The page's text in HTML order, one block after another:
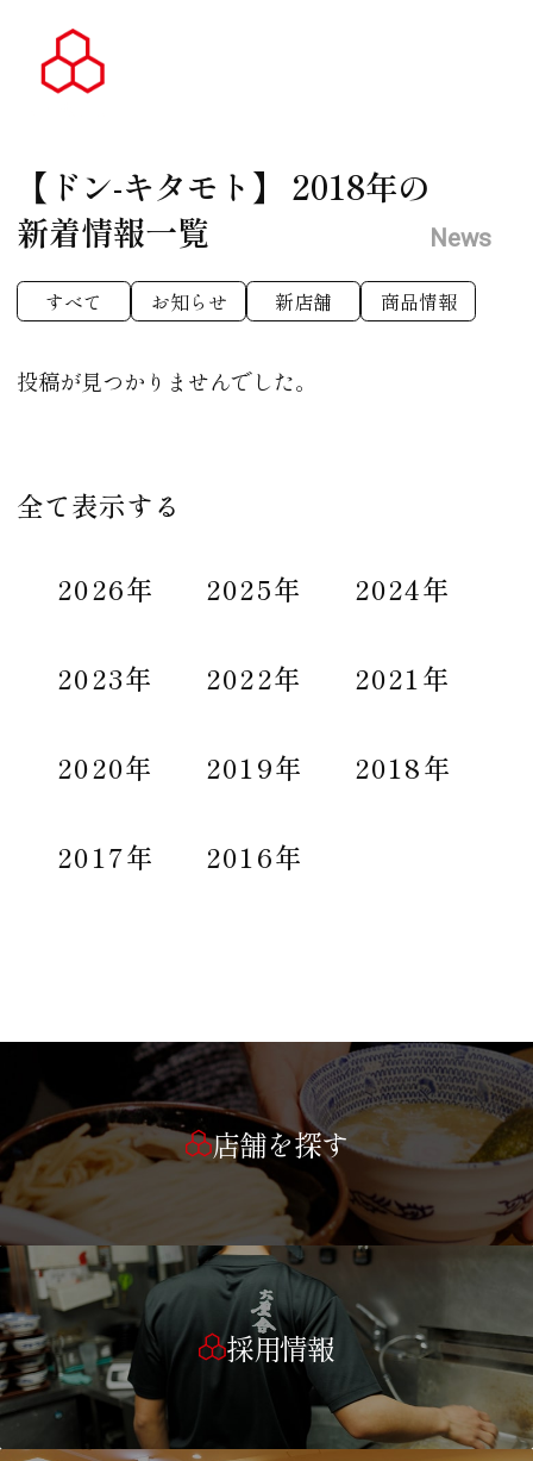
【ドン-キタモト】 2018年の
新着情報一覧
News
すべて お知らせ 新店舗 商品情報
投稿が見つかりませんでした。
全て表示する
2026年 2025年 2024年
2023年 2022年 2021年
2020年 2019年 2018年
2017年 2016年
店舗を探す
採用情報